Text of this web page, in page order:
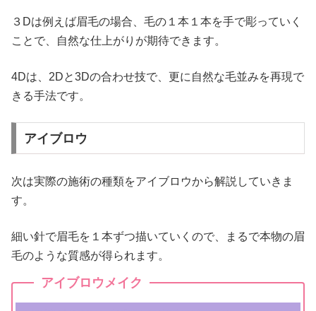
３Dは例えば眉毛の場合、毛の１本１本を手で彫っていく
ことで、自然な仕上がりが期待できます。
4Dは、2Dと3Dの合わせ技で、更に自然な毛並みを再現で
きる手法です。
アイブロウ
次は実際の施術の種類をアイブロウから解説していきま
す。
細い針で眉毛を１本ずつ描いていくので、まるで本物の眉
毛のような質感が得られます。
アイブロウメイク